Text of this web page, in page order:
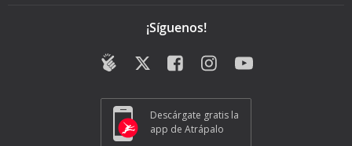
¡Síguenos!
Descárgate gratis la
app de Atrápalo